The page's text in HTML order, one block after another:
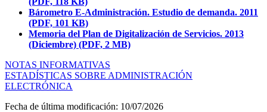
Bárometro E-Administración. Estudio de demanda. 2011
(PDF, 101 KB)
Memoria del Plan de Digitalización de Servicios. 2013
(Diciembre) (PDF, 2 MB)
NOTAS INFORMATIVAS
ESTADÍSTICAS SOBRE ADMINISTRACIÓN
ELECTRÓNICA
Fecha de última modificación: 10/07/2026